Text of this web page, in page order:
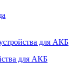
для АКБ
для АКБ